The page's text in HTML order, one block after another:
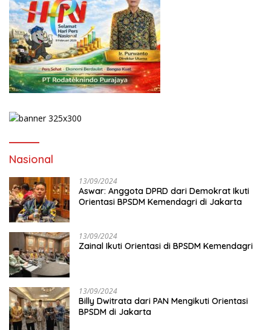
Nasional
13/09/2024
Aswar: Anggota DPRD dari Demokrat Ikuti
Orientasi BPSDM Kemendagri di Jakarta
13/09/2024
Zainal Ikuti Orientasi di BPSDM Kemendagri
13/09/2024
Billy Dwitrata dari PAN Mengikuti Orientasi
BPSDM di Jakarta